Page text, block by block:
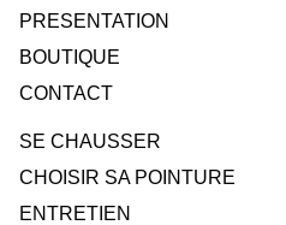
PRESENTATION
BOUTIQUE
CONTACT
SE CHAUSSER
CHOISIR SA POINTURE
ENTRETIEN